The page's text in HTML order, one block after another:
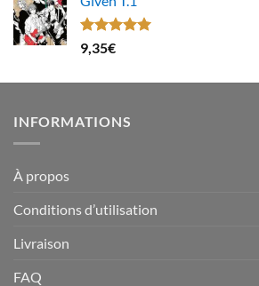
Note5.00
sur 5
9,35€
INFORMATIONS
À propos
Conditions d’utilisation
Livraison
FAQ